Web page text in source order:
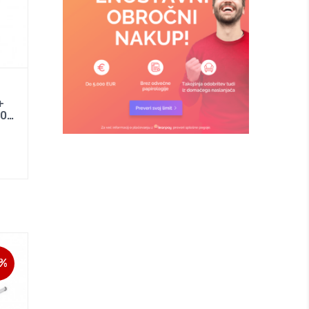
nastavek za Multitool HTA2000